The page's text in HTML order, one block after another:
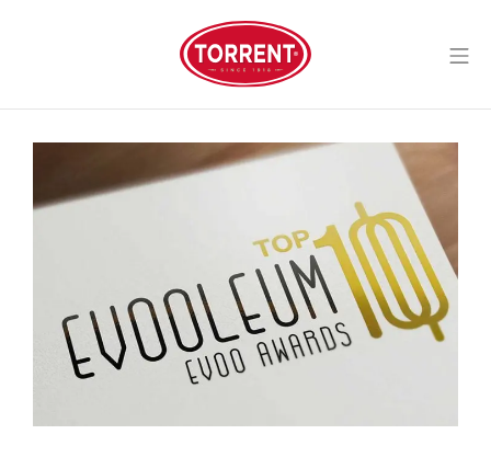
Torrent Closures